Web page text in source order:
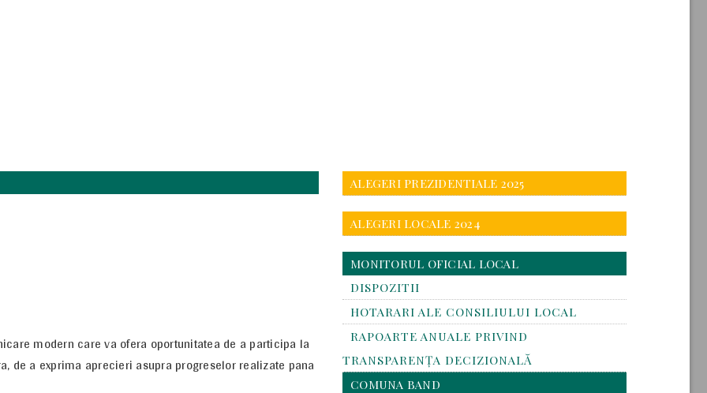
modern care va ofera oportunitatea de a participa la
de a exprima aprecieri asupra progreselor realizate pana
ALEGERI PREZIDENTIALE 2025
ALEGERI LOCALE 2024
MONITORUL OFICIAL LOCAL
DISPOZITII
HOTARARI ALE CONSILIULUI LOCAL
RAPOARTE ANUALE PRIVIND
TRANSPARENŢA DECIZIONALĂ
COMUNA BAND